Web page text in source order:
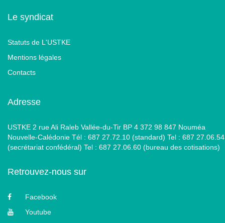
Le syndicat
Statuts de L'USTKE
Mentions légales
Contacts
Adresse
USTKE 2 rue Ali Raleb Vallée-du-Tir BP 4 372 98 847 Nouméa
Nouvelle-Calédonie Tél : 687 27.72.10 (standard) Tel : 687 27.06.54
(secrétariat confédéral) Tel : 687 27.06.60 (bureau des cotisations)
Retrouvez-nous sur
Facebook
Youtube